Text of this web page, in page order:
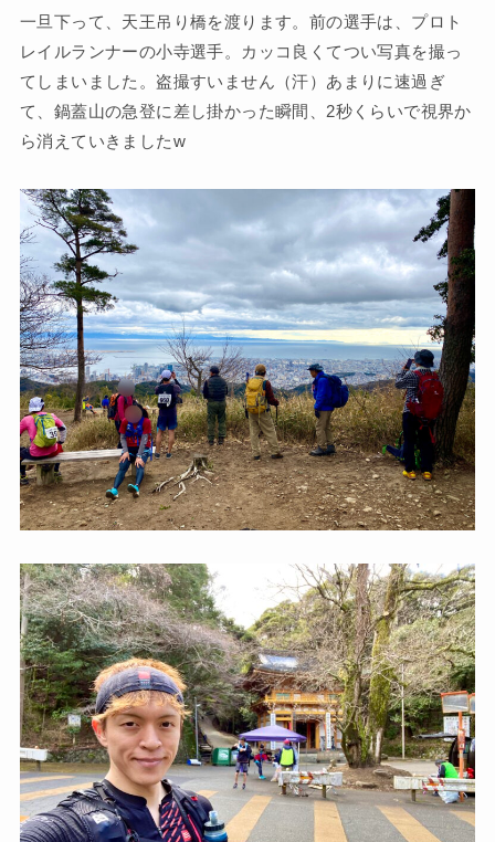
一旦下って、天王吊り橋を渡ります。前の選手は、プロト
レイルランナーの小寺選手。カッコ良くてつい写真を撮っ
てしまいました。盗撮すいません（汗）あまりに速過ぎ
て、鍋蓋山の急登に差し掛かった瞬間、2秒くらいで視界か
ら消えていきましたw